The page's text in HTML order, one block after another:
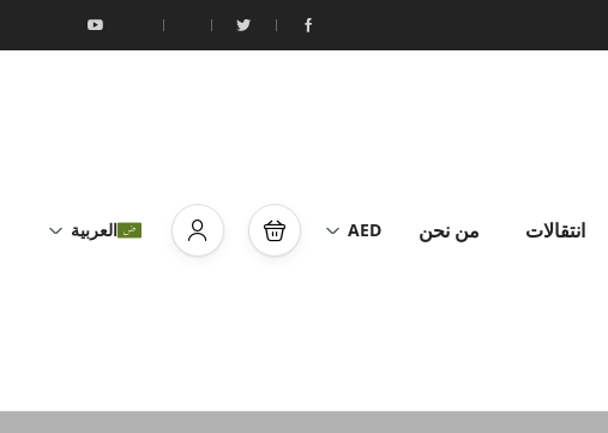
انتقالات من نحن AED العربية